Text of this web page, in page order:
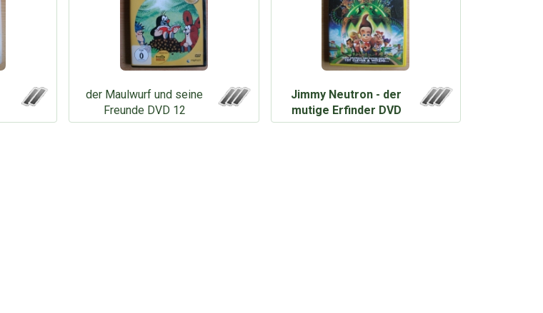
der Maulwurf und seine
Freunde DVD 12
Jimmy Neutron - der
mutige Erfinder DVD